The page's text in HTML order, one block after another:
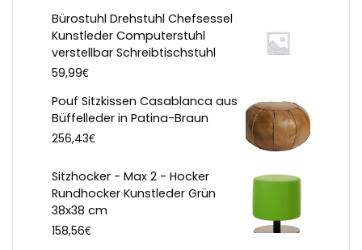
Bürostuhl Drehstuhl Chefsessel
Kunstleder Computerstuhl
verstellbar Schreibtischstuhl
59,99€
Pouf Sitzkissen Casablanca aus
Büffelleder in Patina-Braun
256,43€
Sitzhocker - Max 2 - Hocker
Rundhocker Kunstleder Grün
38x38 cm
158,56€